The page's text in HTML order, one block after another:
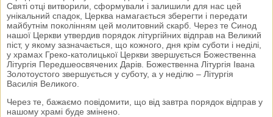
Святі отці витворили, сформували і залишили для нас цей
унікальний спадок, Церква намагається зберегти і передати
майбутнім поколінням цей молитовний скарб. Через те Синод
нашої Церкви утвердив порядок літургійних відправ на Великий
піст, у якому зазначається, що кожного, дня крім суботи і неділі,
у храмах Греко-католицької Церкви звершується Божественна
Літургія Передшеосвячених Дарів. Божественна Літургія Івана
Золотоустого звершується у суботу, а у неділю – Літургія
Василія Великого.
Через те, бажаємо повідомити, що від завтра порядок відправ у
нашому храмі буде змінено.